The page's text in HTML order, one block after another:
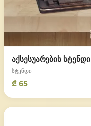
აქსესუარების სტენდი
სტენდი
₾ 65